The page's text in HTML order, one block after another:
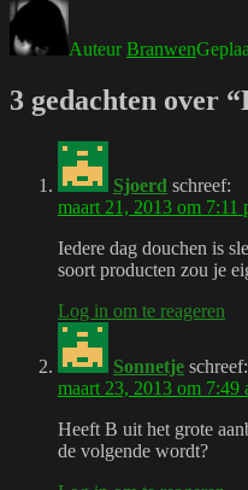
AuteurBranwen
3 gedachten over
Sjoerd schreef:
maart 21, 2013 om 7:11
Iedere dag douchen is
soort producten zou je
Log in om te reageren
Sonnetje schreef:
maart 23, 2013 om 7:49
Heeft B uit het grote
de volgende wordt?